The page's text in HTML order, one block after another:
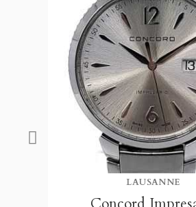
LAUSANNE
MES LISTES D'ENVIES